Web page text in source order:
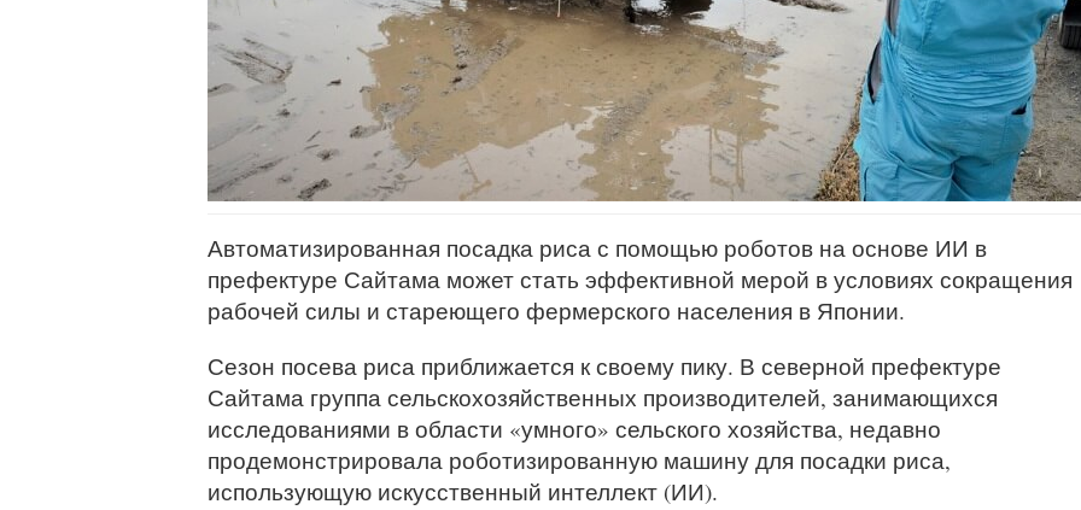
Автоматизированная посадка риса с помощью роботов на основе ИИ в
префектуре Сайтама может стать эффективной мерой в условиях сокращения
рабочей силы и стареющего фермерского населения в Японии.
Сезон посева риса приближается к своему пику. В северной префектуре
Сайтама группа сельскохозяйственных производителей, занимающихся
исследованиями в области «умного» сельского хозяйства, недавно
продемонстрировала роботизированную машину для посадки риса,
использующую искусственный интеллект (ИИ).